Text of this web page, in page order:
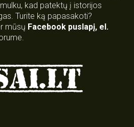
kad patektų į istorijos
Turite ką papasakoti?
mūsų Facebook puslapį, el.